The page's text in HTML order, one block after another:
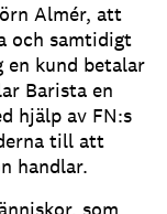
Almér, att
och samtidigt
en kund betalar
Barista en
hjälp av FN:s
till att
handlar.